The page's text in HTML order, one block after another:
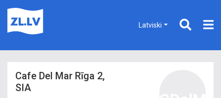
Latviski
Cafe Del Mar Rīga 2,
SIA